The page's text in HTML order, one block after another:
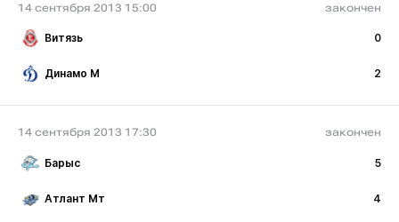
14 сентября 2013 15:00 закончен
Витязь 0
Динамо М 2
14 сентября 2013 17:30 закончен
Барыс 5
Атлант Мт 4